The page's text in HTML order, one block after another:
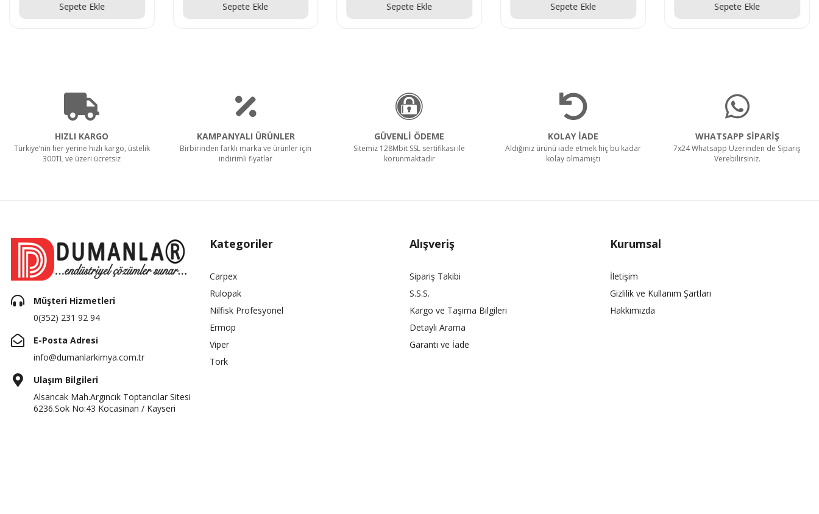
Sepete Ekle
Sepete Ekle
Sepete Ekle
Sepete Ekle
Sepete Ekle
HIZLI KARGO
Türkiye’nin her yerine hızlı kargo, üstelik
300TL ve üzeri ücretsiz
KAMPANYALI ÜRÜNLER
Birbirinden farklı marka ve ürünler için
indirimli fiyatlar
GÜVENLİ ÖDEME
Sitemiz 128Mbit SSL sertifikası ile
korunmaktadır
KOLAY İADE
Aldığınız ürünü iade etmek hiç bu kadar
kolay olmamıştı
WHATSAPP SİPARİŞ
7x24 Whatsapp Üzerinden de Sipariş
Verebilirsiniz.
Müşteri Hizmetleri
0(352) 231 92 94
E-Posta Adresi
info@dumanlarkimya.com.tr
Ulaşım Bilgileri
Alsancak Mah.Argıncık Toptancılar Sitesi
6236.Sok No:43 Kocasinan / Kayseri
Kategoriler
Carpex
Rulopak
Nilfisk Profesyonel
Ermop
Viper
Tork
Alışveriş
Sipariş Takibi
S.S.S.
Kargo ve Taşıma Bilgileri
Detaylı Arama
Garanti ve İade
Kurumsal
İletişim
Gizlilik ve Kullanım Şartları
Hakkımızda